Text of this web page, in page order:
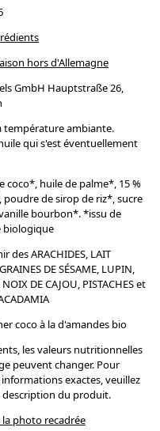
hors d'Allemagne
GmbH Hauptstraße 26,
température ambiante.
qui s'est éventuellement
coco*, huile de palme*, 15 %
poudre de sirop de riz*, sucre
bourbon*. *issu de
biologique
des ARACHIDES, LAIT
DE SÉSAME, LUPIN,
NOIX DE CAJOU, PISTACHES et
coco à la d'amandes bio
les valeurs nutritionnelles
peuvent changer. Pour
exactes, veuillez
description du produit.
la photo recadrée